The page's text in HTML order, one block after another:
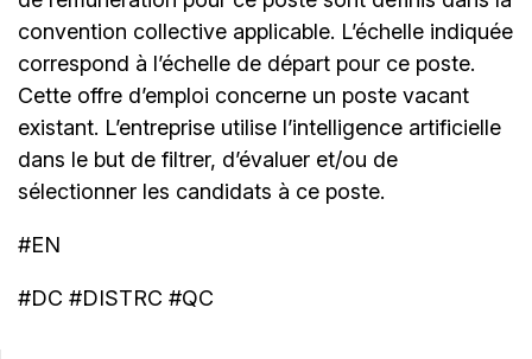
convention collective applicable. L’échelle indiquée
correspond à l’échelle de départ pour ce poste.
Cette offre d’emploi concerne un poste vacant
existant. L’entreprise utilise l’intelligence artificielle
dans le but de filtrer, d’évaluer et/ou de
sélectionner les candidats à ce poste.
#EN
#DC #DISTRC #QC